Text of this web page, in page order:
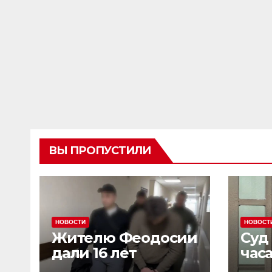
ВЫ ПРОПУСТИЛИ
НОВОСТИ
Жителю Феодосии
дали 16 лет
колонии потому
Суд